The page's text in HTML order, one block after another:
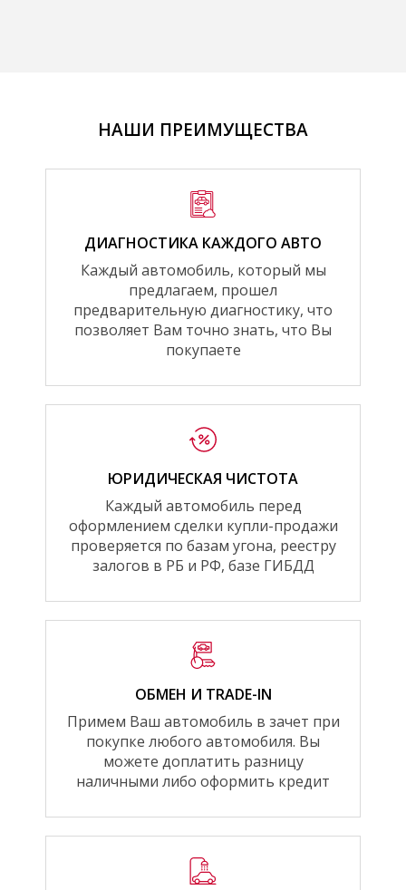
НАШИ ПРЕИМУЩЕСТВА
ДИАГНОСТИКА КАЖДОГО АВТО
Каждый автомобиль, который мы
предлагаем, прошел
предварительную диагностику, что
позволяет Вам точно знать, что Вы
покупаете
ЮРИДИЧЕСКАЯ ЧИСТОТА
Каждый автомобиль перед
оформлением сделки купли-продажи
проверяется по базам угона, реестру
залогов в РБ и РФ, базе ГИБДД
ОБМЕН И TRADE-IN
Примем Ваш автомобиль в зачет при
покупке любого автомобиля. Вы
можете доплатить разницу
наличными либо оформить кредит